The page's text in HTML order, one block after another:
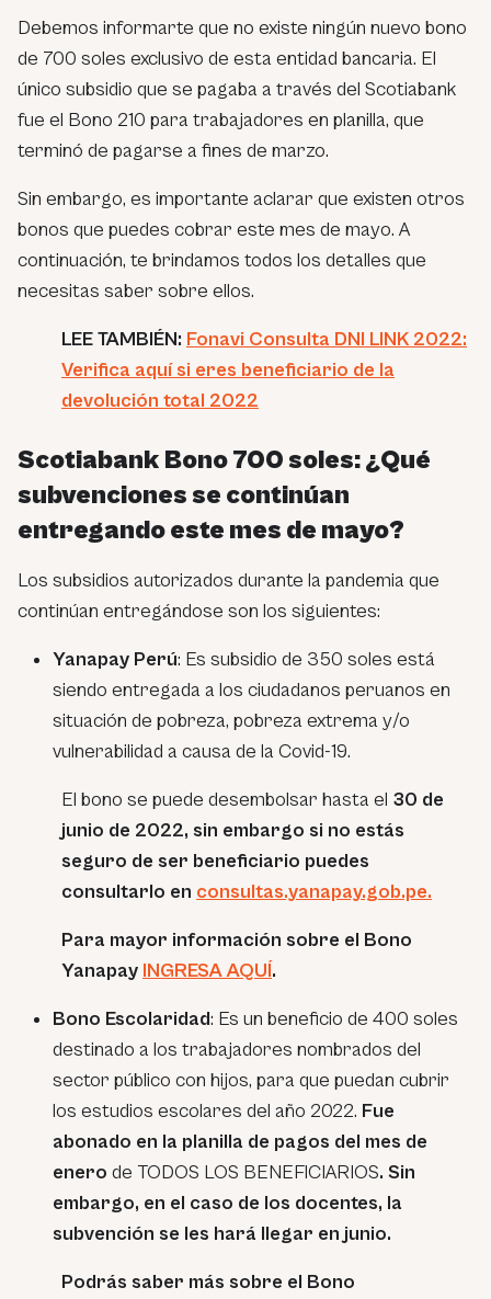
Debemos informarte que no existe ningún nuevo bono
de 700 soles exclusivo de esta entidad bancaria. El
único subsidio que se pagaba a través del Scotiabank
fue el Bono 210 para trabajadores en planilla, que
terminó de pagarse a fines de marzo.
Sin embargo, es importante aclarar que existen otros
bonos que puedes cobrar este mes de mayo. A
continuación, te brindamos todos los detalles que
necesitas saber sobre ellos.
LEE TAMBIÉN: Fonavi Consulta DNI LINK 2022:
Verifica aquí si eres beneficiario de la
devolución total 2022
Scotiabank Bono 700 soles: ¿Qué
subvenciones se continúan
entregando este mes de mayo?
Los subsidios autorizados durante la pandemia que
continúan entregándose son los siguientes:
Yanapay Perú: Es subsidio de 350 soles está
siendo entregada a los ciudadanos peruanos en
situación de pobreza, pobreza extrema y/o
vulnerabilidad a causa de la Covid-19.
El bono se puede desembolsar hasta el 30 de
junio de 2022, sin embargo si no estás
seguro de ser beneficiario puedes
consultarlo en consultas.yanapay.gob.pe.
Para mayor información sobre el Bono
Yanapay INGRESA AQUÍ.
Bono Escolaridad: Es un beneficio de 400 soles
destinado a los trabajadores nombrados del
sector público con hijos, para que puedan cubrir
los estudios escolares del año 2022. Fue
abonado en la planilla de pagos del mes de
enero de TODOS LOS BENEFICIARIOS. Sin
embargo, en el caso de los docentes, la
subvención se les hará llegar en junio.
Podrás saber más sobre el Bono